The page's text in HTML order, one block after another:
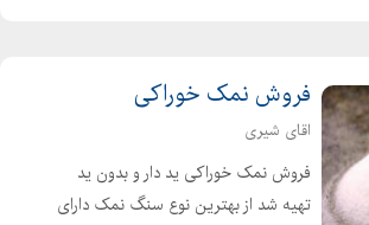
فروش نمک خوراکی
اقای شیری
فروش نمک خوراکی ید دار و بدون ید
تهیه شد از بهترین نوع سنگ نمک دارای